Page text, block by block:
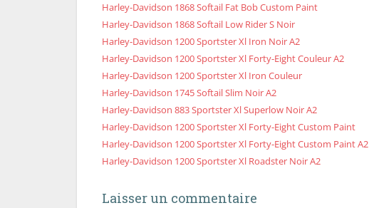
Harley-Davidson 1868 Softail Fat Bob Custom Paint
Harley-Davidson 1868 Softail Low Rider S Noir
Harley-Davidson 1200 Sportster Xl Iron Noir A2
Harley-Davidson 1200 Sportster Xl Forty-Eight Couleur A2
Harley-Davidson 1200 Sportster Xl Iron Couleur
Harley-Davidson 1745 Softail Slim Noir A2
Harley-Davidson 883 Sportster Xl Superlow Noir A2
Harley-Davidson 1200 Sportster Xl Forty-Eight Custom Paint
Harley-Davidson 1200 Sportster Xl Forty-Eight Custom Paint A2
Harley-Davidson 1200 Sportster Xl Roadster Noir A2
Laisser un commentaire